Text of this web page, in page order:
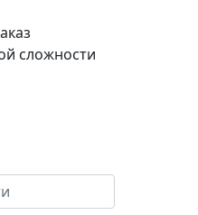
сложности